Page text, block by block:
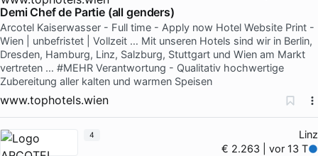
Demi Chef de Partie (all genders)
Arcotel Kaiserwasser - Full time - Apply now Hotel Website Print -
Wien | unbefristet | Vollzeit … Mit unseren Hotels sind wir in Berlin,
Dresden, Hamburg, Linz, Salzburg, Stuttgart und Wien am Markt
vertreten … #MEHR Verantwortung - Qualitativ hochwertige
Zubereitung aller kalten und warmen Speisen
www.tophotels.wien
Linz
€ 2.263 | vor 13 T
4